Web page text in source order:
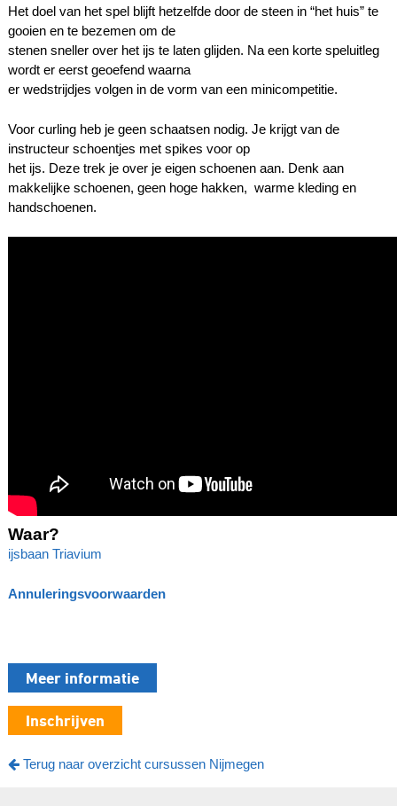
Het doel van het spel blijft hetzelfde door de steen in “het huis” te
gooien en te bezemen om de
stenen sneller over het ijs te laten glijden. Na een korte speluitleg
wordt er eerst geoefend waarna
er wedstrijdjes volgen in de vorm van een minicompetitie.
Voor curling heb je geen schaatsen nodig. Je krijgt van de
instructeur schoentjes met spikes voor op
het ijs. Deze trek je over je eigen schoenen aan. Denk aan
makkelijke schoenen, geen hoge hakken, warme kleding en
handschoenen.
Waar?
ijsbaan Triavium
Annuleringsvoorwaarden
Meer informatie
Inschrijven
Terug naar overzicht cursussen Nijmegen